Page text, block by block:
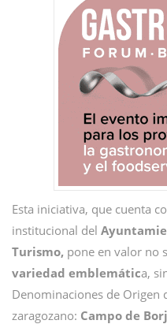
Esta iniciativa, que cuenta
institucional del
Turismo, pone en valor no
variedad emblemática,
Denominaciones de
zaragozano: Campo de